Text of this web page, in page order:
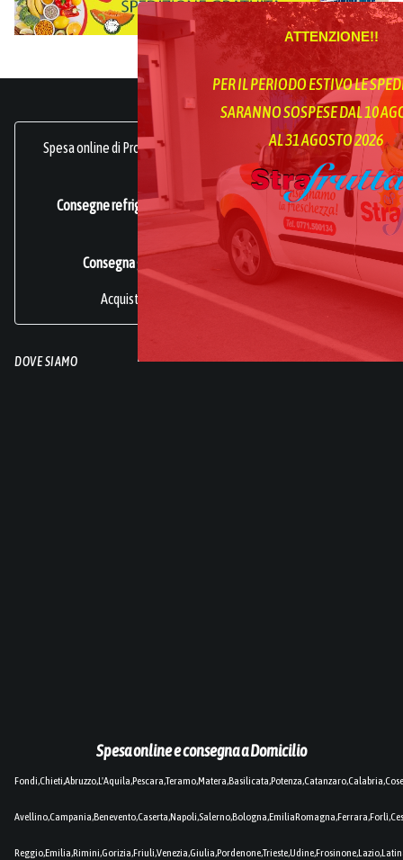
ATTENZIONE!!
PER IL PERIODO ESTIVO LE
SARANNO SOSPESE DAL 10
AL 31 AGOSTO 2026
Spesa online di Prodotti Ortofrutticoli, sani, freschi e genuini.
frutta online.
Consegne refrigerate a domicilio in tutta Italia.Azienda
Certificata ISO 22000.
Consegna gratuita per acquisti superiori a 49€.
Acquisti sicuri online di frutta e verdura.
DOVE SIAMO
Spesa online e consegna a Domicilio